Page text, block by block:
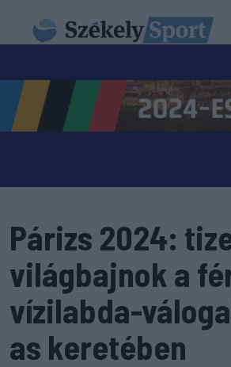
Párizs 2024:
világbajnok a
vízilabda-
as keretében